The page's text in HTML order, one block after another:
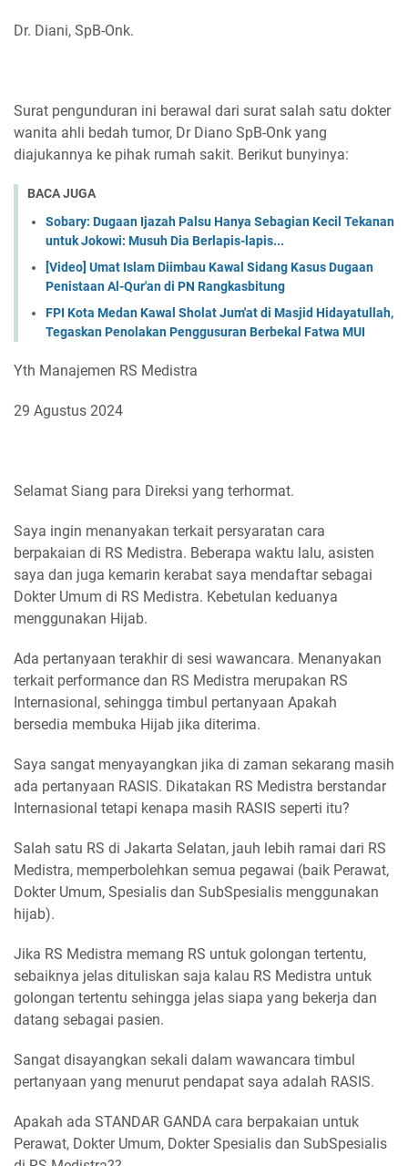
Dr. Diani, SpB-Onk.
Surat pengunduran ini berawal dari surat salah satu dokter
wanita ahli bedah tumor, Dr Diano SpB-Onk yang
diajukannya ke pihak rumah sakit. Berikut bunyinya:
BACA JUGA
Sobary: Dugaan Ijazah Palsu Hanya Sebagian Kecil Tekanan
untuk Jokowi: Musuh Dia Berlapis-lapis...
[Video] Umat Islam Diimbau Kawal Sidang Kasus Dugaan
Penistaan Al-Qur'an di PN Rangkasbitung
FPI Kota Medan Kawal Sholat Jum'at di Masjid Hidayatullah,
Tegaskan Penolakan Penggusuran Berbekal Fatwa MUI
Yth Manajemen RS Medistra
29 Agustus 2024
Selamat Siang para Direksi yang terhormat.
Saya ingin menanyakan terkait persyaratan cara
berpakaian di RS Medistra. Beberapa waktu lalu, asisten
saya dan juga kemarin kerabat saya mendaftar sebagai
Dokter Umum di RS Medistra. Kebetulan keduanya
menggunakan Hijab.
Ada pertanyaan terakhir di sesi wawancara. Menanyakan
terkait performance dan RS Medistra merupakan RS
Internasional, sehingga timbul pertanyaan Apakah
bersedia membuka Hijab jika diterima.
Saya sangat menyayangkan jika di zaman sekarang masih
ada pertanyaan RASIS. Dikatakan RS Medistra berstandar
Internasional tetapi kenapa masih RASIS seperti itu?
Salah satu RS di Jakarta Selatan, jauh lebih ramai dari RS
Medistra, memperbolehkan semua pegawai (baik Perawat,
Dokter Umum, Spesialis dan SubSpesialis menggunakan
hijab).
Jika RS Medistra memang RS untuk golongan tertentu,
sebaiknya jelas dituliskan saja kalau RS Medistra untuk
golongan tertentu sehingga jelas siapa yang bekerja dan
datang sebagai pasien.
Sangat disayangkan sekali dalam wawancara timbul
pertanyaan yang menurut pendapat saya adalah RASIS.
Apakah ada STANDAR GANDA cara berpakaian untuk
Perawat, Dokter Umum, Dokter Spesialis dan SubSpesialis